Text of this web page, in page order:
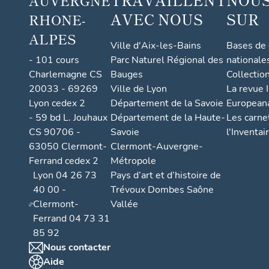
RHONE-
ALPES
- 101 cours
Charlemagne CS
20033 - 69269
Lyon cedex 2
- 59 bd L. Jouhaux
CS 90706 -
63050 Clermont-
Ferrand cedex 2
Lyon 04 26 73
40 00 -
Clermont-
Ferrand 04 73 31
85 92
Nous contacter
Aide
AVEC NOUS
Ville d'Aix-les-Bains
Parc Naturel Régional des
Bauges
Ville de Lyon
Département de la Savoie
Département de la Haute-
Savoie
Clermont-Auvergne-
Métropole
Pays d’art et d’histoire de
Trévoux Dombes Saône
Vallée
SUR
Bases
La revue
Les